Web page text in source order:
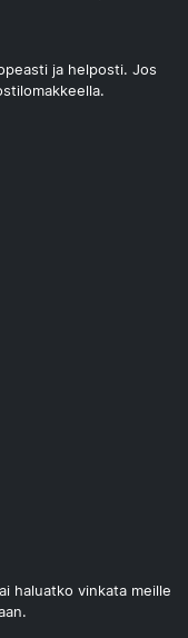
ja helposti. Jos
haluatko vinkata meille